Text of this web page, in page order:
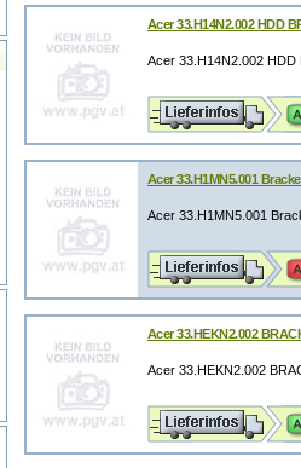
Acer 33.H14N2.002 HDD
Acer 33.H14N2.002 HDD
Acer 33.H1MN5.001
Acer 33.H1MN5.001
Acer 33.HEKN2.002
Acer 33.HEKN2.002